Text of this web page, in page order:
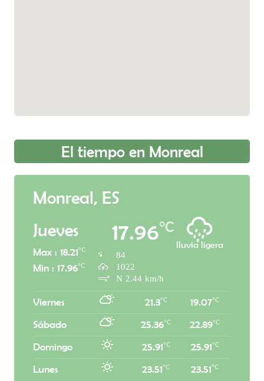
El tiempo en Monreal
Monreal, ES
lluvia ligera
17.96°C
Jueves
Max : 18.21°C
Min : 17.96°C
84
1022
N 2.44 km/h
Viernes 21.3°C 19.07°C
Sábado 25.36°C 22.89°C
Domingo 25.91°C 25.91°C
Lunes 23.51°C 23.51°C